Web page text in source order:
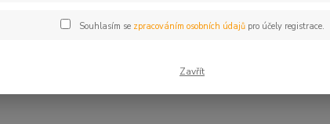
Souhlasím se zpracováním osobních údajůpro účely registrace.
Zavřít